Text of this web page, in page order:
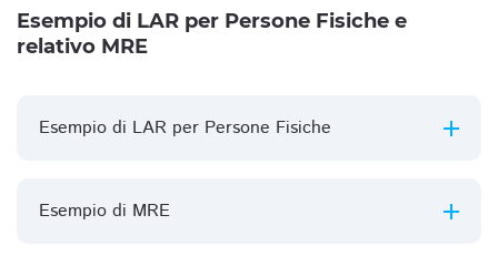
Esempio di LAR per Persone Fisiche e
relativo MRE
Esempio di LAR per Persone Fisiche
Esempio di MRE